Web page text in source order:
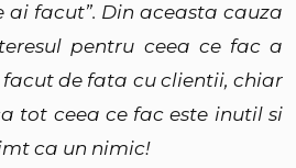
facut”. Din aceasta cauza
pentru ceea ce fac a
de fata cu clientii, chiar
tot ceea ce fac este inutil si
ca un nimic!